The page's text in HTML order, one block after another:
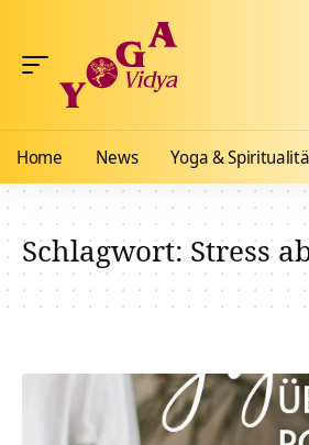
Home News Yoga &
Schlagwort:Stress